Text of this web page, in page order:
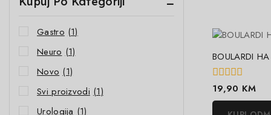
BOULARDI HA
0
out
of
19,90 KM
Gastro (1)
Neuro (1)
Novo (1)
Svi proizvodi (1)
Urologija (1)